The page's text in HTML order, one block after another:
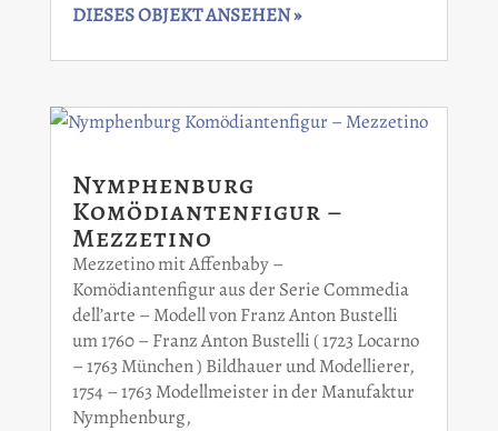
DIESES OBJEKT ANSEHEN »
Nymphenburg
Komödiantenfigur –
Mezzetino
Mezzetino mit Affenbaby –
Komödiantenfigur aus der Serie Commedia
dell’arte – Modell von Franz Anton Bustelli
um 1760 – Franz Anton Bustelli ( 1723 Locarno
– 1763 München ) Bildhauer und Modellierer,
1754 – 1763 Modellmeister in der Manufaktur
Nymphenburg,